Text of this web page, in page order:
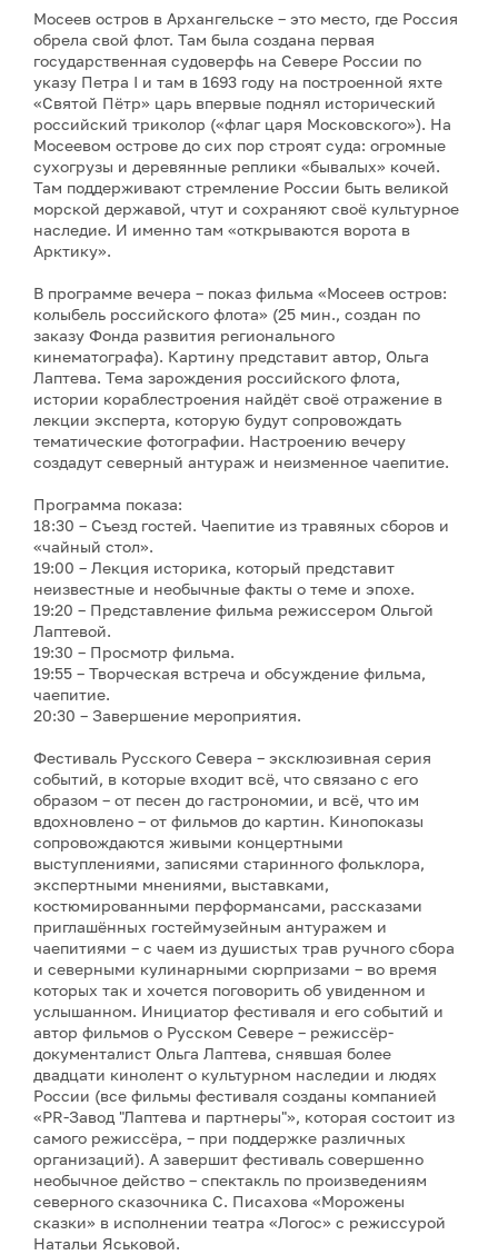
Мосеев остров в Архангельске – это место, где Россия
обрела свой флот. Там была создана первая
государственная судоверфь на Севере России по
указу Петра I и там в 1693 году на построенной яхте
«Святой Пётр» царь впервые поднял исторический
российский триколор («флаг царя Московского»). На
Мосеевом острове до сих пор строят суда: огромные
сухогрузы и деревянные реплики «бывалых» кочей.
Там поддерживают стремление России быть великой
морской державой, чтут и сохраняют своё культурное
наследие. И именно там «открываются ворота в
Арктику».
В программе вечера – показ фильма «Мосеев остров:
колыбель российского флота» (25 мин., создан по
заказу Фонда развития регионального
кинематографа). Картину представит автор, Ольга
Лаптева. Тема зарождения российского флота,
истории кораблестроения найдёт своё отражение в
лекции эксперта, которую будут сопровождать
тематические фотографии. Настроению вечеру
создадут северный антураж и неизменное чаепитие.
Программа показа:
18:30 – Съезд гостей. Чаепитие из травяных сборов и
«чайный стол».
19:00 – Лекция историка, который представит
неизвестные и необычные факты о теме и эпохе.
19:20 – Представление фильма режиссером Ольгой
Лаптевой.
19:30 – Просмотр фильма.
19:55 – Творческая встреча и обсуждение фильма,
чаепитие.
20:30 – Завершение мероприятия.
Фестиваль Русского Севера – эксклюзивная серия
событий, в которые входит всё, что связано с его
образом – от песен до гастрономии, и всё, что им
вдохновлено – от фильмов до картин. Кинопоказы
сопровождаются живыми концертными
выступлениями, записями старинного фольклора,
экспертными мнениями, выставками,
костюмированными перформансами, рассказами
приглашённых гостеймузейным антуражем и
чаепитиями – с чаем из душистых трав ручного сбора
и северными кулинарными сюрпризами – во время
которых так и хочется поговорить об увиденном и
услышанном. Инициатор фестиваля и его событий и
автор фильмов о Русском Севере – режиссёр-
документалист Ольга Лаптева, снявшая более
двадцати кинолент о культурном наследии и людях
России (все фильмы фестиваля созданы компанией
«PR-Завод "Лаптева и партнеры"», которая состоит из
самого режиссёра, – при поддержке различных
организаций). А завершит фестиваль совершенно
необычное действо – спектакль по произведениям
северного сказочника С. Писахова «Морожены
сказки» в исполнении театра «Логос» с режиссурой
Натальи Яськовой.